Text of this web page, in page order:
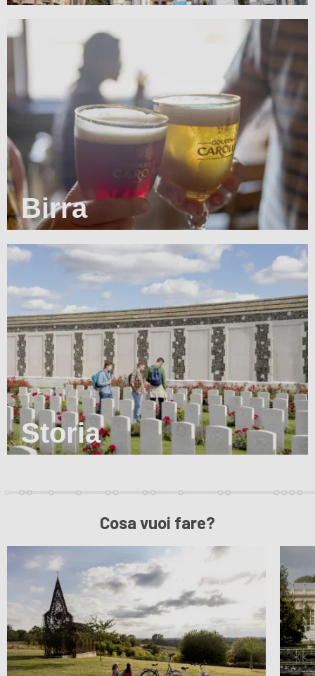
Birra
Storia
Cosa vuoi fare?